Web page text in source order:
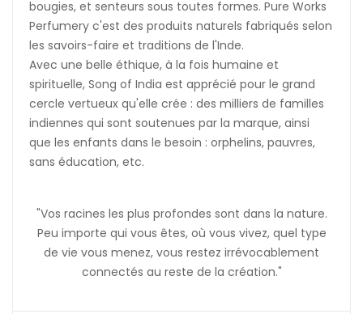
bougies, et senteurs sous toutes formes. Pure Works
Perfumery c'est des produits naturels fabriqués selon
les savoirs-faire et traditions de l'Inde.
Avec une belle éthique, à la fois humaine et
spirituelle, Song of India est apprécié pour le grand
cercle vertueux qu'elle crée : des milliers de familles
indiennes qui sont soutenues par la marque, ainsi
que les enfants dans le besoin : orphelins, pauvres,
sans éducation, etc.
"Vos racines les plus profondes sont dans la nature.
Peu importe qui vous êtes, où vous vivez, quel type
de vie vous menez, vous restez irrévocablement
connectés au reste de la création."